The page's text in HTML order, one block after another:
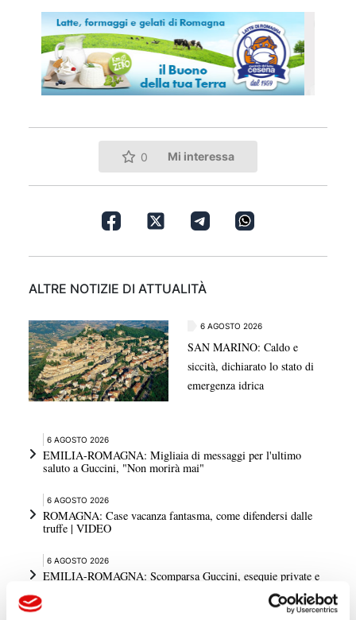
0 Mi interessa
ALTRE NOTIZIE DI ATTUALITÀ
6 AGOSTO 2026
SAN MARINO: Caldo e
siccità, dichiarato lo stato di
emergenza idrica
6 AGOSTO 2026
EMILIA-ROMAGNA: Migliaia di messaggi per l'ultimo
saluto a Guccini, "Non morirà mai"
6 AGOSTO 2026
ROMAGNA: Case vacanza fantasma, come difendersi dalle
truffe | VIDEO
6 AGOSTO 2026
EMILIA-ROMAGNA: Scomparsa Guccini, esequie private e